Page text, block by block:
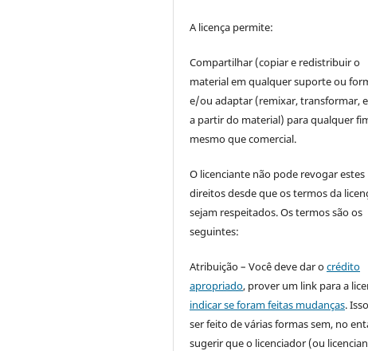
A licença permite:
Compartilhar (copiar e redistribuir o
material em qualquer suporte ou
e/ou adaptar (remixar, transformar,
a partir do material) para qualquer
mesmo que comercial.
O licenciante não pode revogar estes
direitos desde que os termos da
sejam respeitados. Os termos são os
seguintes:
Atribuição – Você deve dar ocrédito
apropriado, prover um link para a
indicar se foram feitas mudanças.
ser feito de várias formas sem, no
sugerir que o licenciador (ou